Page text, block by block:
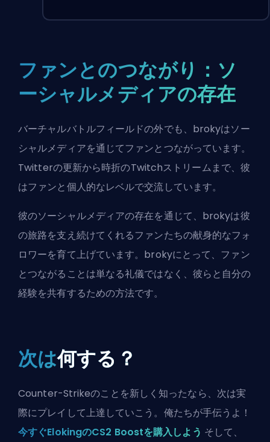
ファンとのつながり：ソ
ーシャルメディアの存在
バーチャルバトルフィールドの外でも、brokyはソー
シャルメディアを通じてファンとつながっています。
Twitterの更新から時折のTwitchストリームまで、彼
はファンと個人的なレベルで交流しています。
彼のソーシャルメディアの存在を通じて、brokyは彼
の旅路を支え続けてくれるファンたちの献身的なフォ
ロワーを育て上げています。brokyにとって、ファン
とつながることは単なる礼儀ではなく、彼らと自分の
経験を共有するための方法です。
次は何する？
Counter-Strikeのことを新しく知ったなら、次は実
際にプレイして上達していこう。俺たちが手伝うよ！
今すぐElokingのCS2 Boostを購入しよう そして、